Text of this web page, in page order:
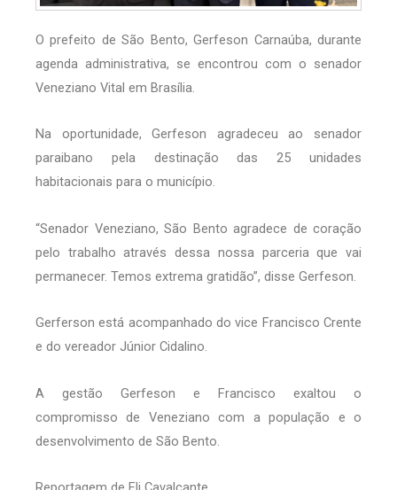
O prefeito de São Bento, Gerfeson Carnaúba, durante
agenda administrativa, se encontrou com o senador
Veneziano Vital em Brasília.
Na oportunidade, Gerfeson agradeceu ao senador
paraibano pela destinação das 25 unidades
habitacionais para o município.
“Senador Veneziano, São Bento agradece de coração
pelo trabalho através dessa nossa parceria que vai
permanecer. Temos extrema gratidão”, disse Gerfeson.
Gerferson está acompanhado do vice Francisco Crente
e do vereador Júnior Cidalino.
A gestão Gerfeson e Francisco exaltou o
compromisso de Veneziano com a população e o
desenvolvimento de São Bento.